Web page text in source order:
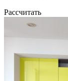
Рассчитать